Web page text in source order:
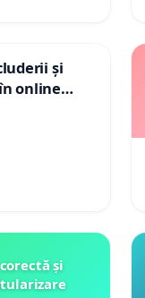
și
online
și